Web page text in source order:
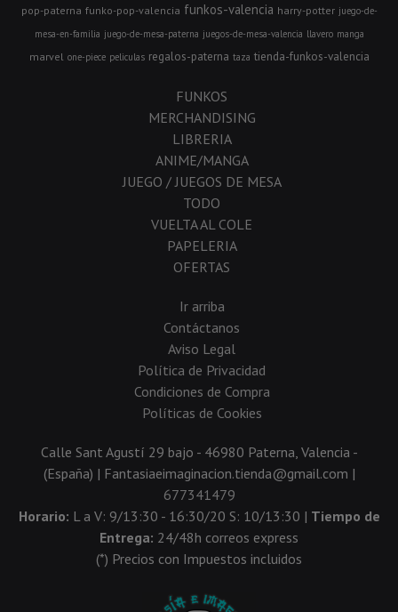
pop-paterna funko-pop-valencia funkos-valencia harry-potter juego-de-
mesa-en-familia juego-de-mesa-paterna juegos-de-mesa-valencia llavero manga
marvel one-piece peliculas regalos-paterna taza tienda-funkos-valencia
FUNKOS
MERCHANDISING
LIBRERIA
ANIME/MANGA
JUEGO / JUEGOS DE MESA
TODO
VUELTA AL COLE
PAPELERIA
OFERTAS
Ir arriba
Contáctanos
Aviso Legal
Política de Privacidad
Condiciones de Compra
Políticas de Cookies
Calle Sant Agustí 29 bajo - 46980 Paterna, Valencia -
(España) | Fantasiaeimaginacion.tienda@gmail.com |
677341479
Horario: L a V: 9/13:30 - 16:30/20 S: 10/13:30 | Tiempo de
Entrega: 24/48h correos express
(*) Precios con Impuestos incluidos